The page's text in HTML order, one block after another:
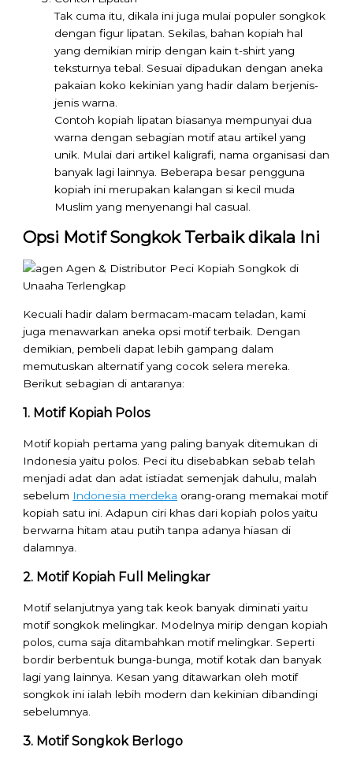
Tak cuma itu, dikala ini juga mulai populer songkok
dengan figur lipatan. Sekilas, bahan kopiah hal
yang demikian mirip dengan kain t-shirt yang
teksturnya tebal. Sesuai dipadukan dengan aneka
pakaian koko kekinian yang hadir dalam berjenis-
jenis warna.
Contoh kopiah lipatan biasanya mempunyai dua
warna dengan sebagian motif atau artikel yang
unik. Mulai dari artikel kaligrafi, nama organisasi dan
banyak lagi lainnya. Beberapa besar pengguna
kopiah ini merupakan kalangan si kecil muda
Muslim yang menyenangi hal casual.
Opsi Motif Songkok Terbaik dikala Ini
Kecuali hadir dalam bermacam-macam teladan, kami
juga menawarkan aneka opsi motif terbaik. Dengan
demikian, pembeli dapat lebih gampang dalam
memutuskan alternatif yang cocok selera mereka.
Berikut sebagian di antaranya:
1. Motif Kopiah Polos
Motif kopiah pertama yang paling banyak ditemukan di
Indonesia yaitu polos. Peci itu disebabkan sebab telah
menjadi adat dan adat istiadat semenjak dahulu, malah
sebelum Indonesia merdeka orang-orang memakai motif
kopiah satu ini. Adapun ciri khas dari kopiah polos yaitu
berwarna hitam atau putih tanpa adanya hiasan di
dalamnya.
2. Motif Kopiah Full Melingkar
Motif selanjutnya yang tak keok banyak diminati yaitu
motif songkok melingkar. Modelnya mirip dengan kopiah
polos, cuma saja ditambahkan motif melingkar. Seperti
bordir berbentuk bunga-bunga, motif kotak dan banyak
lagi yang lainnya. Kesan yang ditawarkan oleh motif
songkok ini ialah lebih modern dan kekinian dibandingi
sebelumnya.
3. Motif Songkok Berlogo